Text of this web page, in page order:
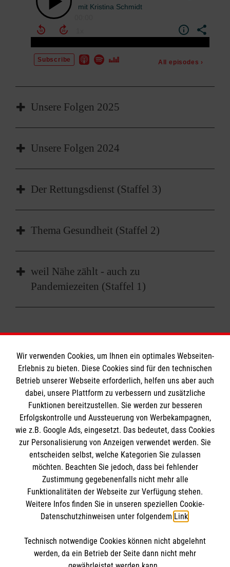
Unsere Folgen 2025
Unsere Folgen 2024
Der Rettungsdienst (Staffel 3)
Thema Gesundheit (Staffel 2)
weil Nähe zählt - auch zu
Pandemiezeiten (Staffel 1)
Informationen
Impressum
Datenschutz
Barrierefreiheit
Kontakt
Die Malteser
Malteser in Deutschland
Malteserorden
Sharepoint
Spendenkonto
Bank: Pax-Bank für Kirche und Caritas eG
IBAN: DE19 3706 0193 4003 8880 83
So finden Sie uns
Wir verwenden Cookies, um Ihnen ein optimales Webseiten-
Erlebnis zu bieten. Diese Cookies sind für den technischen
Betrieb unserer Webseite erforderlich, helfen uns aber auch
dabei, unsere Plattform zu verbessern und zusätzliche
Funktionen bereitzustellen. Sie werden zur besseren
Erfolgskontrolle und Aussteuerung von Werbekampagnen,
wie z.B. Google Ads, eingesetzt. Das bedeutet, dass Cookies
zur Personalisierung von Anzeigen verwendet werden. Sie
entscheiden selbst, welche Kategorien Sie zulassen
möchten. Beachten Sie jedoch, dass bei fehlender
Zustimmung gegebenenfalls nicht mehr alle
Funktionalitäten der Webseite zur Verfügung stehen.
Weitere Infos finden Sie in unseren speziellen Cookie-
Datenschutzhinweisen unter folgendem Link.
Technisch notwendige Cookies können nicht abgelehnt
werden, da ein Betrieb der Seite dann nicht mehr